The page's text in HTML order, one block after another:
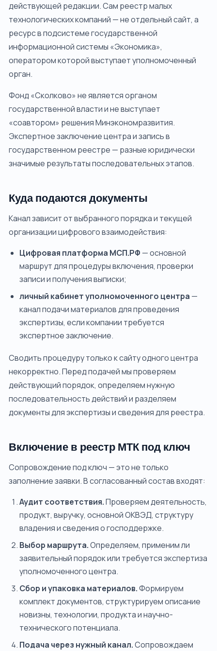
действующей редакции. Сам реестр малых
технологических компаний — не отдельный сайт, а
ресурс в подсистеме государственной
информационной системы «Экономика»,
оператором которой выступает уполномоченный
орган.
Фонд «Сколково» не является органом
государственной власти и не выступает
«соавтором» решения Минэкономразвития.
Экспертное заключение центра и запись в
государственном реестре — разные юридически
значимые результаты последовательных этапов.
Куда подаются документы
Канал зависит от выбранного порядка и текущей
организации цифрового взаимодействия:
Цифровая платформа МСП.РФ — основной
маршрут для процедуры включения, проверки
записи и получения выписки;
личный кабинет уполномоченного центра —
канал подачи материалов для проведения
экспертизы, если компании требуется
экспертное заключение.
Сводить процедуру только к сайту одного центра
некорректно. Перед подачей мы проверяем
действующий порядок, определяем нужную
последовательность действий и разделяем
документы для экспертизы и сведения для реестра.
Включение в реестр МТК под ключ
Сопровождение под ключ — это не только
заполнение заявки. В согласованный состав входят:
Аудит соответствия.Проверяем деятельность,
продукт, выручку, основной ОКВЭД, структуру
владения и сведения о господдержке.
Выбор маршрута.Определяем, применим ли
заявительный порядок или требуется экспертиза
уполномоченного центра.
Сбор и упаковка материалов.Формируем
комплект документов, структурируем описание
новизны, технологии, продукта и научно-
технического потенциала.
Подача через нужный канал.Сопровождаем